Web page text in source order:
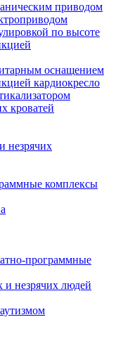
приводом
по высоте
оснащением
кардиокресло
кроватей
незрячих
комплексы
программные
и незрячих людей